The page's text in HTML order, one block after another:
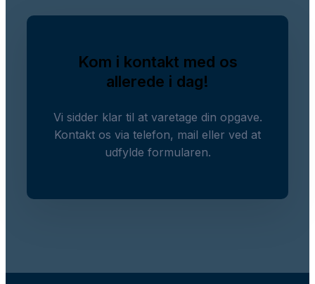
Kom i kontakt med os
allerede i dag!
Vi sidder klar til at varetage din opgave.
Kontakt os via telefon, mail eller ved at
udfylde formularen.